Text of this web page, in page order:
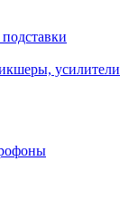
усилители